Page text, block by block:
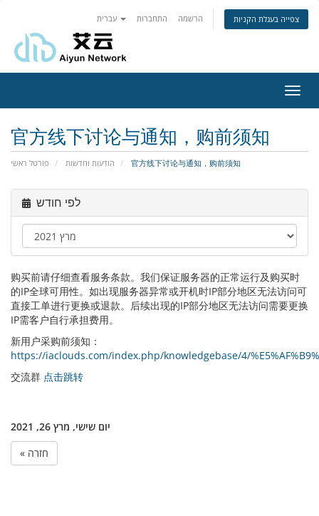
התחברות הרשמה צפייה בעגלת הקניות
ניווט
官方线下讨论与通知，购前须知
פורטל ראשי הודעות וחדשות 官方线下讨论与通知，购前须知
לפי חודש
购买前请仔细查看服务条款。我们保证服务器的正常运行及购买时
的IP全球可用性。如出现服务器异常或开机时IP部分地区无法访问可
直接工单进行更换或退款。后续出现的IP部分地区无法访问需要更换
IP需客户自行承担费用。
新用户采购前须知：
https://iaclouds.com/index.php/knowledgebase/4/
交流群 点击跳转
יום שישי, מרץ 26, 2021
« חזרה